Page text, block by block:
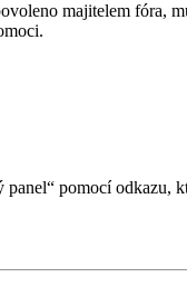
majitelem fóra,
panel“ pomocí odkazu,